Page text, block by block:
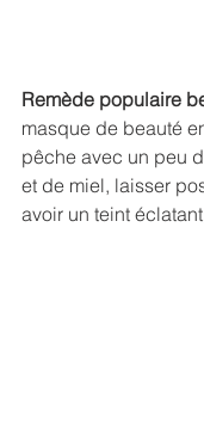
Remède populaire
masque de beauté
pêche avec un peu
et de miel, laisser
avoir un teint